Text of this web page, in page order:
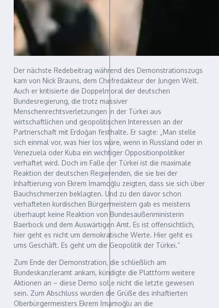
Der nächste Redebeitrag während des Demonstrationszugs
kam von Nick Brauns, dem Chefredakteur der Jungen Welt.
Auch er kritisierte die Doppelmoral der deutschen
Bundesregierung, die trotz massiver
Menschenrechtsverletzungen in der Türkei aus
wirtschaftlichen und geopolitischen Interessen an der
Partnerschaft mit Erdoğan festhalte. Er sagte: „Man stelle
sich einmal vor, was hier los wäre, wenn in Russland oder in
Venezuela oder Kuba ein wichtiger Oppositionpolitiker
verhaftet wird. Doch im Falle der Türkei ist die maximale
Reaktion der deutschen Regierenden, die sie bei der
Inhaftierung von Ekrem İmamoğlu zeigten, dass sie sich über
Bauchschmerzen beklagten. Und zu den davor schon
verhafteten kurdischen Bürgermeistern gab es meistens
überhaupt keine Reaktion von Bundesaußenministerin
Baerbock und dem Auswärtigen Amt. Es ist offensichtlich,
hier geht es nicht um demokratische Werte. Hier geht es
ums Geschäft. Es geht um die Geopolitik der Türkei.“
Zum Ende der Demonstration, die schließlich am
Bundeskanzleramt ankam, kündigte die Plattform weitere
Aktionen an – diese Demo solle nicht die letzte gewesen
sein. Zum Abschluss wurden die Grüße des inhaftierten
Oberbürgermeisters Ekrem İmamoğlu an die